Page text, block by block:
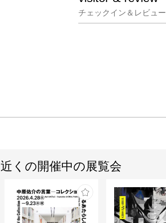
チェックイン＆レビュー
近くの開催中の展覧会